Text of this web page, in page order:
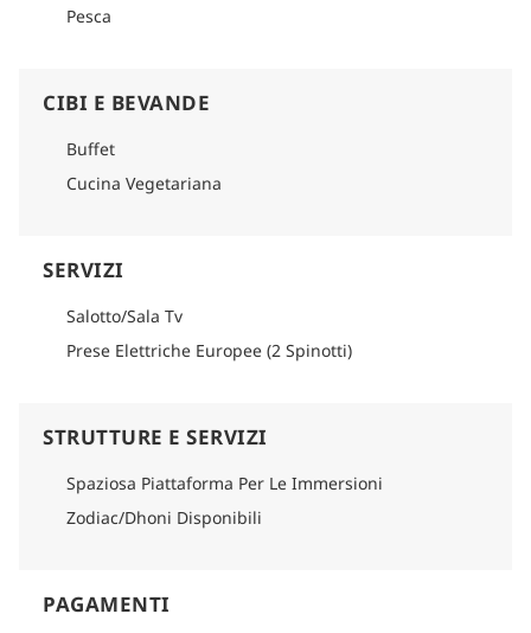
Pesca
CIBI E BEVANDE
Buffet
Cucina Vegetariana
SERVIZI
Salotto/Sala Tv
Prese Elettriche Europee (2 Spinotti)
STRUTTURE E SERVIZI
Spaziosa Piattaforma Per Le Immersioni
Zodiac/Dhoni Disponibili
PAGAMENTI